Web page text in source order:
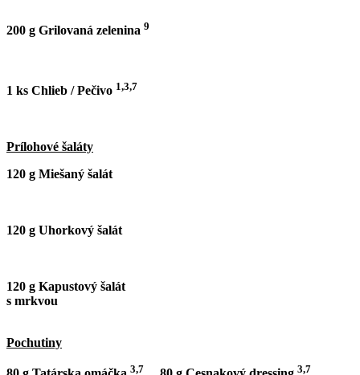
200 g Grilovaná zelenina 9
1 ks Chlieb / Pečivo 1,3,7
Prílohové šaláty
120 g Miešaný šalát
120 g Uhorkový šalát
120 g Kapustový šalát
s
Pochutiny
3,7 3,7